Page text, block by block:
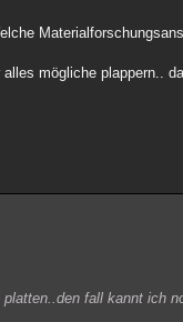
mögliche plappern..
fall kannt ich